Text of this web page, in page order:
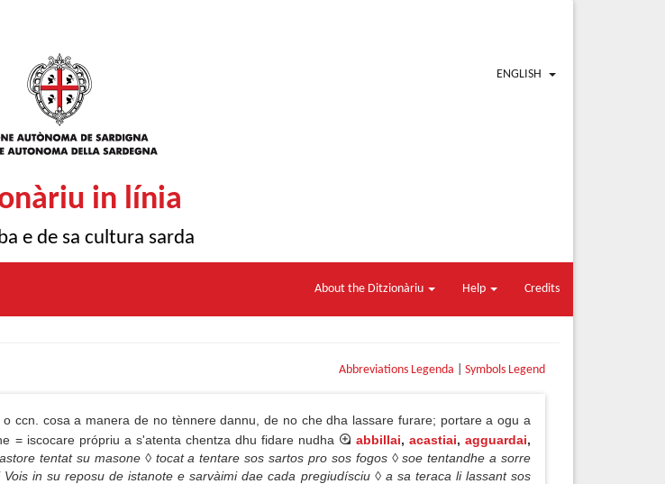
ENGLISH
in línia
e de sa cultura sarda
About the Ditzionàriu Help Credits
Abbreviations Legenda Symbols Legend
ccn. cosa a manera de no tènnere dannu, de no che dha lassare furare; portare a ogu a
= iscocare própriu a s'atenta chentza dhu fidare nudha
abbillai, acastiai,agguardai,
tentat su masone ◊ tocat a tentare sos sartos pro sos fogos ◊ soe tentandhe a sorre
in su reposu de istanote e sarvàimi dae cada pregiudísciu ◊ a sa teraca li lassant sos